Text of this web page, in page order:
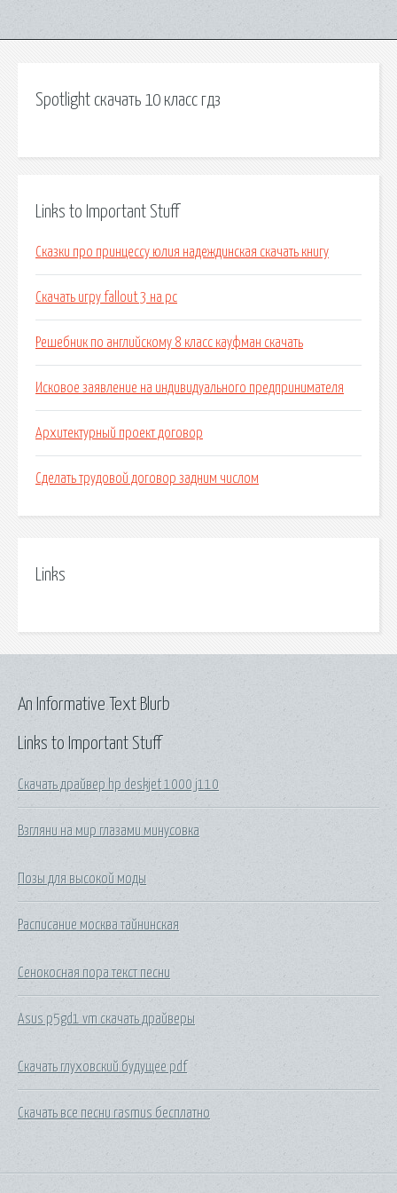
Spotlight скачать 10 класс гдз
Links to Important Stuff
Сказки про принцессу юлия надеждинская скачать книгу
Скачать игру fallout 3 на pc
Решебник по английскому 8 класс кауфман скачать
Исковое заявление на индивидуального предпринимателя
Архитектурный проект договор
Сделать трудовой договор задним числом
Links
Links to Important Stuff
Скачать драйвер hp deskjet 1000 j110
Взгляни на мир глазами минусовка
Позы для высокой моды
Расписание москва тайнинская
Сенокосная пора текст песни
Asus p5gd1 vm скачать драйверы
Скачать глуховский будущее pdf
Скачать все песни rasmus бесплатно
An Informative Text Blurb